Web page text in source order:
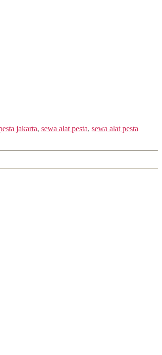
jakarta, sewa alat pesta, sewa alat pesta